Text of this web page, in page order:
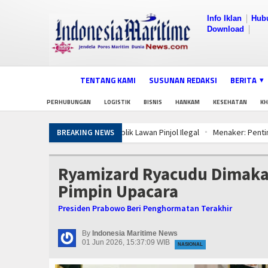
Info Iklan
Download
TENTANG KAMI SUSUNAN REDAKSI BERITA
PERHUBUNGAN LOGISTIK BISNIS HANKAM KESEHATAN
BREAKING NEWS Menaker: Penting, Penguatan
Tingkatkan Perlindungan Pekerja,
Diklat Rampung, KKP Pastikan Ribuan
5 Motor Harley Pretelan dari China
Ryamizard Ryacudu
Pimpin Upacara
Presiden Prabowo Beri Penghormatan Terakhir
By Indonesia Maritime News
01 Jun 2026, 15:37:09 WIB
NASIONAL